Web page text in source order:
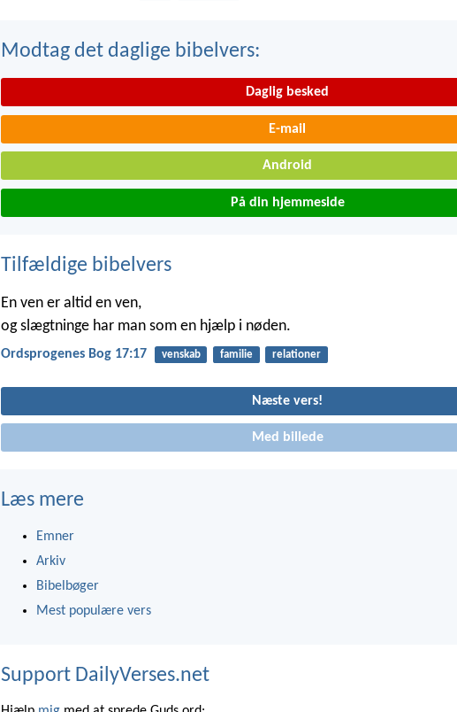
Modtag det daglige bibelvers:
Daglig besked
E-mail
Android
På din hjemmeside
Tilfældige bibelvers
En ven er altid en ven,
og slægtninge har man som en hjælp i nøden.
Ordsprogenes Bog 17:17 venskab familie relationer
Næste vers!
Med billede
Læs mere
Emner
Arkiv
Bibelbøger
Mest populære vers
Support DailyVerses.net